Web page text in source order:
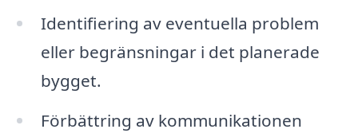
Identifiering av eventuella problem
eller begränsningar i det planerade
bygget.
Förbättring av kommunikationen